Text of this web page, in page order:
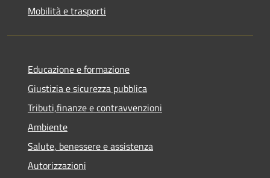
Mobilità e trasporti
Educazione e formazione
Giustizia e sicurezza pubblica
Tributi,finanze e contravvenzioni
Ambiente
Salute, benessere e assistenza
Autorizzazioni